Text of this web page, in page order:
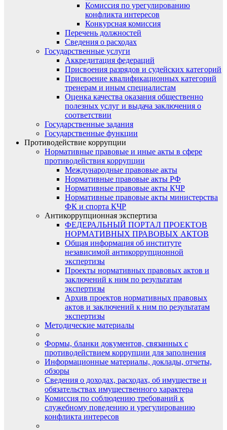
Комиссия по урегулированию
конфликта интересов
Конкурсная комиссия
Перечень должностей
Сведения о расходах
Государственные услуги
Аккредитация федераций
Присвоения разрядов и судейских категорий
Присвоение квалификационных категорий
тренерам и иным специалистам
Оценка качества оказания общественно
полезных услуг и выдача заключения о
соответствии
Государственные задания
Государственные функции
Противодействие коррупции
Нормативные правовые и иные акты в сфере
противодействия коррупции
Международные правовые акты
Нормативные правовые акты РФ
Нормативные правовые акты КЧР
Нормативные правовые акты министерства
ФК и спорта КЧР
Антикоррупционная экспертиза
ФЕДЕРАЛЬНЫЙ ПОРТАЛ ПРОЕКТОВ
НОРМАТИВНЫХ ПРАВОВЫХ АКТОВ
Общая информация об институте
независимой антикоррупционной
экспертизы
Проекты нормативных правовых актов и
заключений к ним по результатам
экспертизы
Архив проектов нормативных правовых
актов и заключений к ним по результатам
экспертизы
Методические материалы
Формы, бланки документов, связанных с
противодействием коррупции для заполнения
Информационные материалы, доклады, отчеты,
обзоры
Сведения о доходах, расходах, об имуществе и
обязательствах имущественного характера
Комиссия по соблюдению требований к
служебному поведению и урегулированию
конфликта интересов